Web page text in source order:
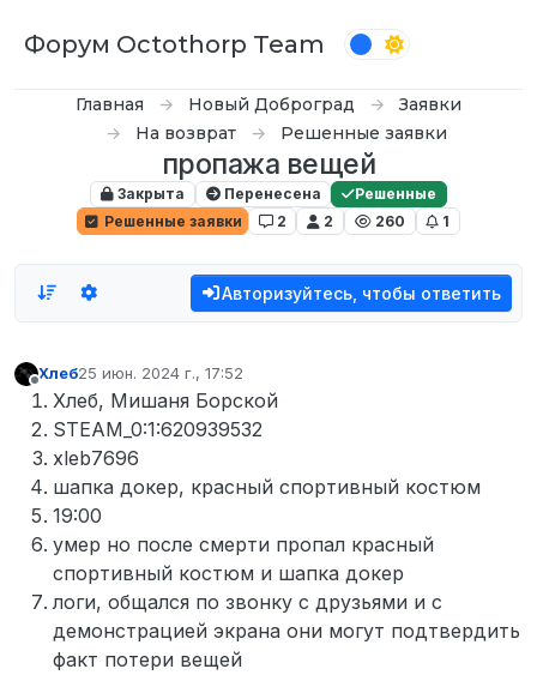
Форум Octothorp Team
Главная Новый Доброград
Заявки
На возврат
Решенные заявки
пропажа вещей
Закрыта Перенесена
Решенные
Решенные заявки
2 2 260 1
Авторизуйтесь, чтобы ответить
Не в сети
Хлеб25 июн. 2024 г., 17:52
отредактировано
Хлеб, Мишаня Борской
STEAM_0:1:620939532
xleb7696
шапка докер, красный спортивный костюм
19:00
умер но после смерти пропал красный
спортивный костюм и шапка докер
логи, общался по звонку с друзьями и с
демонстрацией экрана они могут подтвердить
факт потери вещей